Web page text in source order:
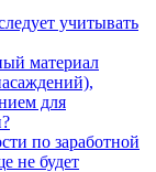
учитывать
материал
для
по заработной
не будет